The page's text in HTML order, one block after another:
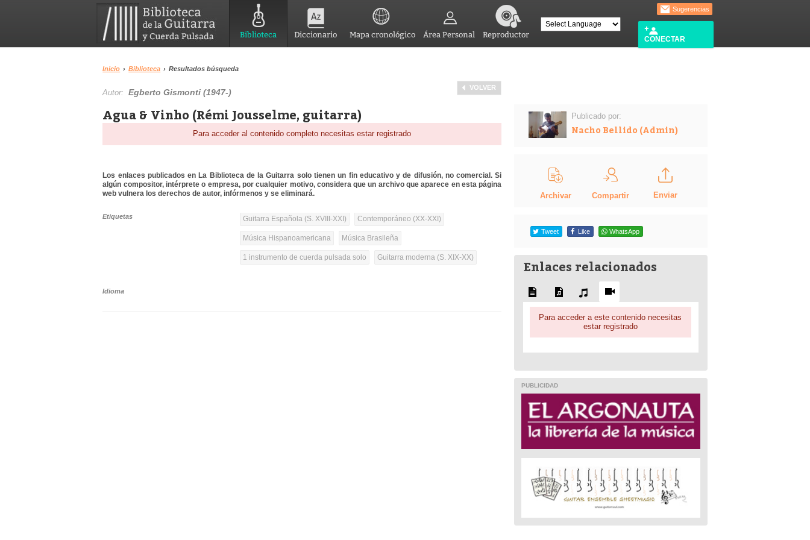
Biblioteca Diccionario Mapa cronológico Área Personal Reproductor
Sugerencias
CONECTAR
Inicio › Biblioteca › Resultados búsqueda
VOLVER
Autor:Egberto Gismonti (1947-)
Agua & Vinho (Rémi Jousselme, guitarra)
Para acceder al contenido completo necesitas estar registrado
Los enlaces publicados en La Biblioteca de la Guitarra solo tienen un fin educativo y de difusión, no comercial. Si
algún compositor, intérprete o empresa, por cualquier motivo, considera que un archivo que aparece en esta página
web vulnera los derechos de autor, infórmenos y se eliminará.
Etiquetas Guitarra Española (S. XVIII-XXI) Contemporáneo (XX-XXI)
Música Hispanoamericana Música Brasileña
1 instrumento de cuerda pulsada solo Guitarra moderna (S. XIX-XX)
Idioma
Publicado por:
Nacho Bellido (Admin)
Archivar Compartir Enviar
Tweet Like WhatsApp
Enlaces relacionados
Para acceder a este contenido necesitas
estar registrado
PUBLICIDAD